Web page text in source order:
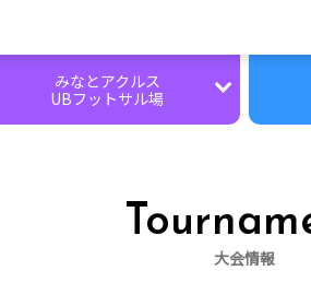
みなとアクルス
UBフットサル場
大会情報